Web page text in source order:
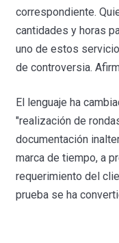
correspondiente.
cantidades y horas
uno de estos
de controversia.
El lenguaje ha
"realización de
documentación
marca de tiempo, a
requerimiento del
prueba se ha